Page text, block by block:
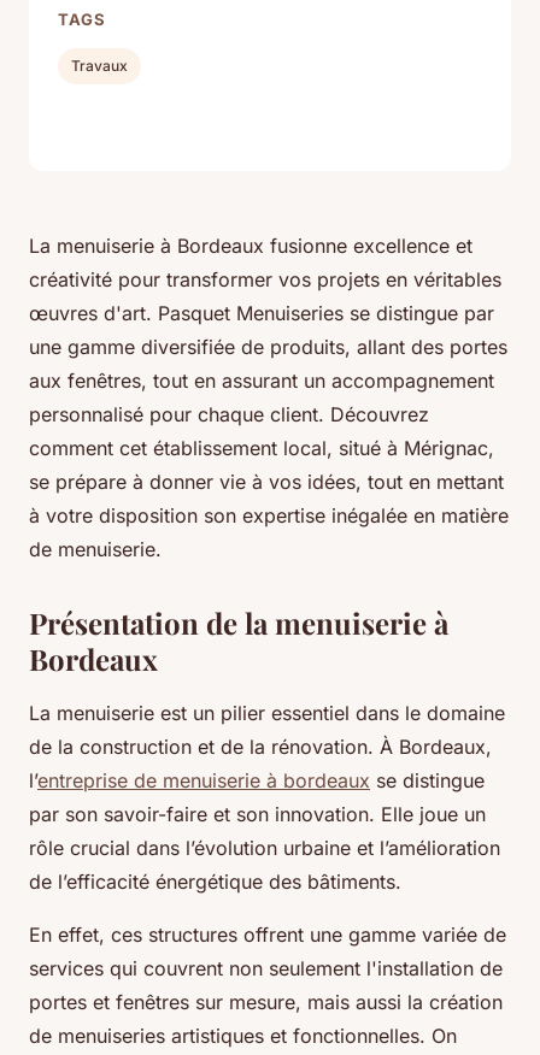
La menuiserie à Bordeaux fusionne excellence et
créativité pour transformer vos projets en véritables
œuvres d'art. Pasquet Menuiseries se distingue par
une gamme diversifiée de produits, allant des portes
aux fenêtres, tout en assurant un accompagnement
personnalisé pour chaque client. Découvrez
comment cet établissement local, situé à Mérignac,
se prépare à donner vie à vos idées, tout en mettant
à votre disposition son expertise inégalée en matière
de menuiserie.
Présentation de la menuiserie à
Bordeaux
La menuiserie est un pilier essentiel dans le domaine
de la construction et de la rénovation. À Bordeaux,
l’entreprise de menuiserie à bordeaux se distingue
par son savoir-faire et son innovation. Elle joue un
rôle crucial dans l’évolution urbaine et l’amélioration
de l’efficacité énergétique des bâtiments.
En effet, ces structures offrent une gamme variée de
services qui couvrent non seulement l'installation de
portes et fenêtres sur mesure, mais aussi la création
de menuiseries artistiques et fonctionnelles. On
TAGS
Travaux